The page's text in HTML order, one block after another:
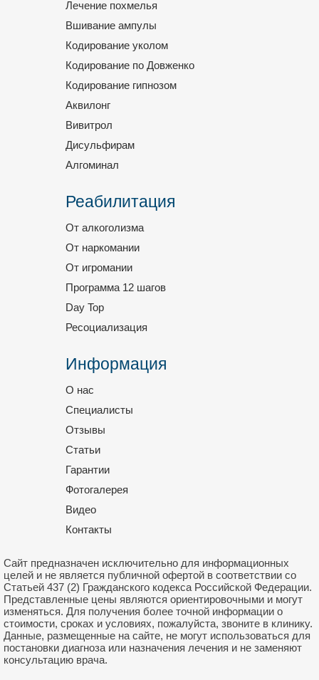
Лечение похмелья
Вшивание ампулы
Кодирование уколом
Кодирование по Довженко
Кодирование гипнозом
Аквилонг
Вивитрол
Дисульфирам
Алгоминал
Реабилитация
От алкоголизма
От наркомании
От игромании
Программа 12 шагов
Day Top
Ресоциализация
Информация
О нас
Специалисты
Отзывы
Статьи
Гарантии
Фотогалерея
Видео
Контакты
Сайт предназначен исключительно для информационных
целей и не является публичной офертой в соответствии со
Статьей 437 (2) Гражданского кодекса Российской Федерации.
Представленные цены являются ориентировочными и могут
изменяться. Для получения более точной информации о
стоимости, сроках и условиях, пожалуйста, звоните в клинику.
Данные, размещенные на сайте, не могут использоваться для
постановки диагноза или назначения лечения и не заменяют
консультацию врача.